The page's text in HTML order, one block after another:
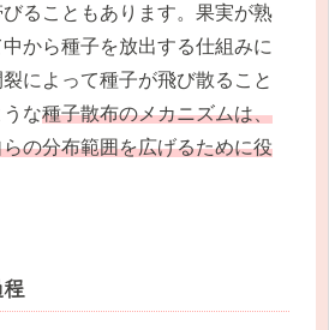
ることもあります。果実が熟
から種子を放出する仕組みに
によって種子が飛び散ること
な種子散布のメカニズムは、
の分布範囲を広げるために役